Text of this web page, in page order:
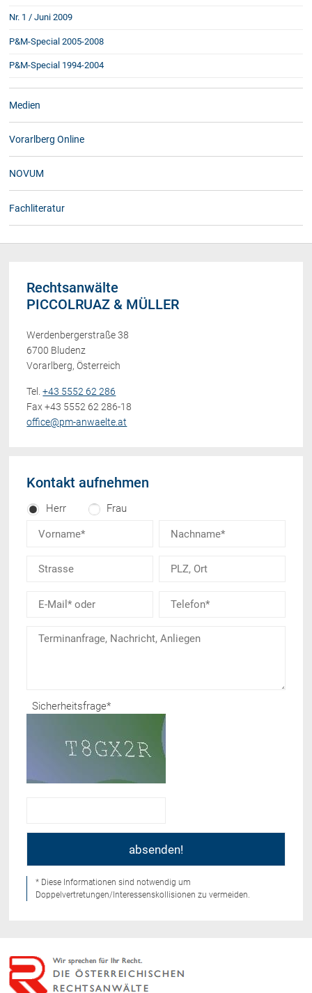
Nr. 1 / Juni 2009
P&M-Special 2005-2008
P&M-Special 1994-2004
Medien
Vorarlberg Online
NOVUM
Fachliteratur
Rechtsanwälte
PICCOLRUAZ & MÜLLER
Werdenbergerstraße 38
6700 Bludenz
Vorarlberg, Österreich
Tel.+43 5552 62 286
Fax +43 5552 62 286-18
office@pm-anwaelte.at
Kontakt aufnehmen
Herr Frau
Sicherheitsfrage*
* Diese Informationen sind notwendig um
Doppelvertretungen/Interessenskollisionen zu vermeiden.